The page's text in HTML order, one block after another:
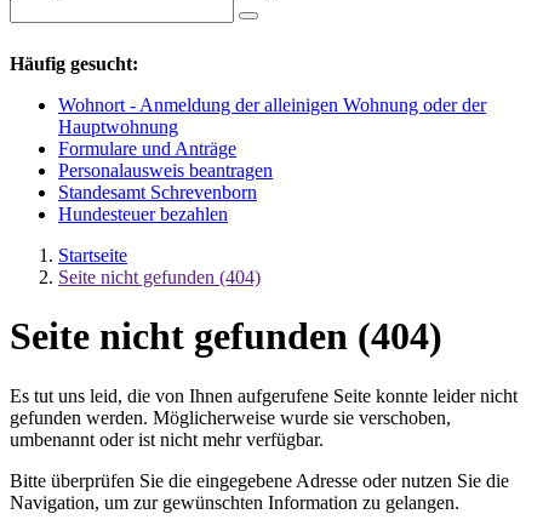
Häufig gesucht:
Wohnort - Anmeldung der alleinigen Wohnung oder der
Hauptwohnung
Formulare und Anträge
Personalausweis beantragen
Standesamt Schrevenborn
Hundesteuer bezahlen
Startseite
Seite nicht gefunden (404)
Seite nicht gefunden (404)
Es tut uns leid, die von Ihnen aufgerufene Seite konnte leider nicht
gefunden werden. Möglicherweise wurde sie verschoben,
umbenannt oder ist nicht mehr verfügbar.
Bitte überprüfen Sie die eingegebene Adresse oder nutzen Sie die
Navigation, um zur gewünschten Information zu gelangen.